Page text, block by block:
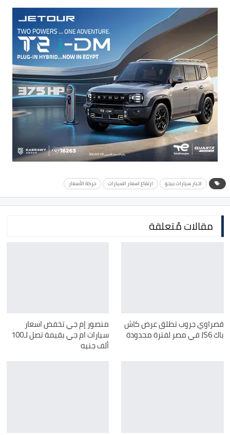
اخبار سيارات بيجو ارتفاع اسعار السيارات حركة الأسعار
مقالات مُتعلقة
قصراوي جروب تطلق عرض كاش
باك JS6 في مصر لفترة محدودة
منصور إم جي تخفض اسعار
سيارات ام جي بقيمة تصل لـ100
ألف جنيه